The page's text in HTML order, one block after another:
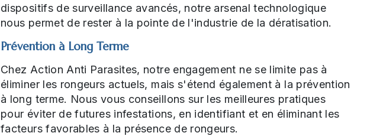
dispositifs de surveillance avancés, notre arsenal technologique
nous permet de rester à la pointe de l'industrie de la dératisation.
Prévention à Long Terme
Chez Action Anti Parasites, notre engagement ne se limite pas à
éliminer les rongeurs actuels, mais s'étend également à la prévention
à long terme. Nous vous conseillons sur les meilleures pratiques
pour éviter de futures infestations, en identifiant et en éliminant les
facteurs favorables à la présence de rongeurs.